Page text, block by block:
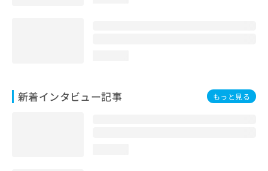
新着インタビュー記事 もっと見る